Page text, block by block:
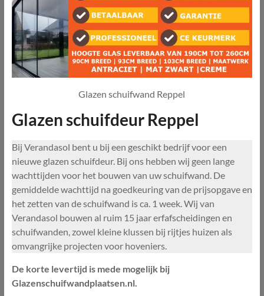
Glazen schuifwand Reppel
Glazen schuifdeur Reppel
Bij Verandasol bent u bij een geschikt bedrijf voor een
nieuwe glazen schuifdeur. Bij ons hebben wij geen lange
wachttijden voor het bouwen van uw schuifwand. De
gemiddelde wachttijd na goedkeuring van de prijsopgave en
het zetten van de schuifwand is ca. 1 week. Wij van
Verandasol bouwen al ruim 15 jaar erfafscheidingen en
schuifwanden, zowel kleine klussen bij rijtjes huizen als
omvangrijke projecten voor hoveniers.
De korte levertijd is mede mogelijk bij
Glazenschuifwandplaatsen.nl.